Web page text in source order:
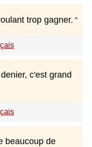
trop gagner.
c'est grand
beaucoup de